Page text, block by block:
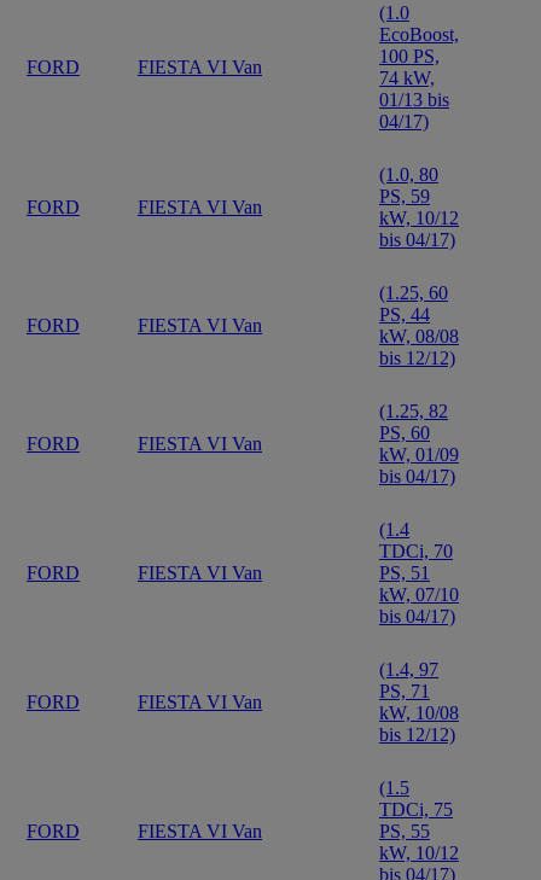
FORD FIESTA VI Van
(1.0
EcoBoost,
100 PS,
74 kW,
01/13 bis
04/17)
FORD FIESTA VI Van
(1.0, 80
PS, 59
kW, 10/12
bis 04/17)
FORD FIESTA VI Van
(1.25, 60
PS, 44
kW, 08/08
bis 12/12)
FORD FIESTA VI Van
(1.25, 82
PS, 60
kW, 01/09
bis 04/17)
FORD FIESTA VI Van
(1.4
TDCi, 70
PS, 51
kW, 07/10
bis 04/17)
FORD FIESTA VI Van
(1.4, 97
PS, 71
kW, 10/08
bis 12/12)
FORD FIESTA VI Van
(1.5
TDCi, 75
PS, 55
kW, 10/12
bis 04/17)